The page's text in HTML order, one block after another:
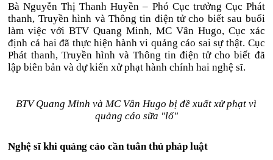
Bà Nguyễn Thị Thanh Huyền – Phó Cục trưởng Cục Phát
thanh, Truyền hình và Thông tin điện tử cho biết sau buổi
làm việc với BTV Quang Minh, MC Vân Hugo, Cục xác
định cả hai đã thực hiện hành vi quảng cáo sai sự thật. Cục
Phát thanh, Truyền hình và Thông tin điện tử cho biết đã
lập biên bản và dự kiến xử phạt hành chính hai nghệ sĩ.
BTV Quang Minh và MC Vân Hugo bị đề xuất xử phạt vì
quảng cáo sữa "lố"
Nghệ sĩ khi quảng cáo cần tuân thủ pháp luật